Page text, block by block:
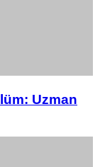
Uzman